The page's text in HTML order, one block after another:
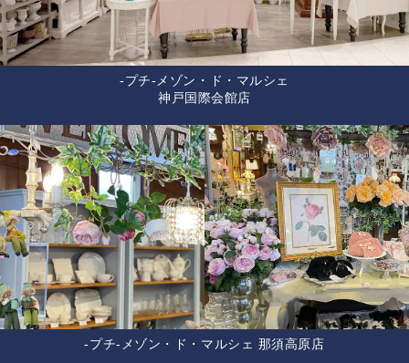
-プチ-メゾン・ド・マルシェ
神戸国際会館店
-プチ-メゾン・ド・マルシェ 那須高原店